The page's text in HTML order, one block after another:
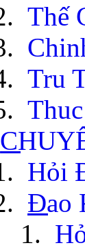
Thế
Tru
Hỏi
Đao